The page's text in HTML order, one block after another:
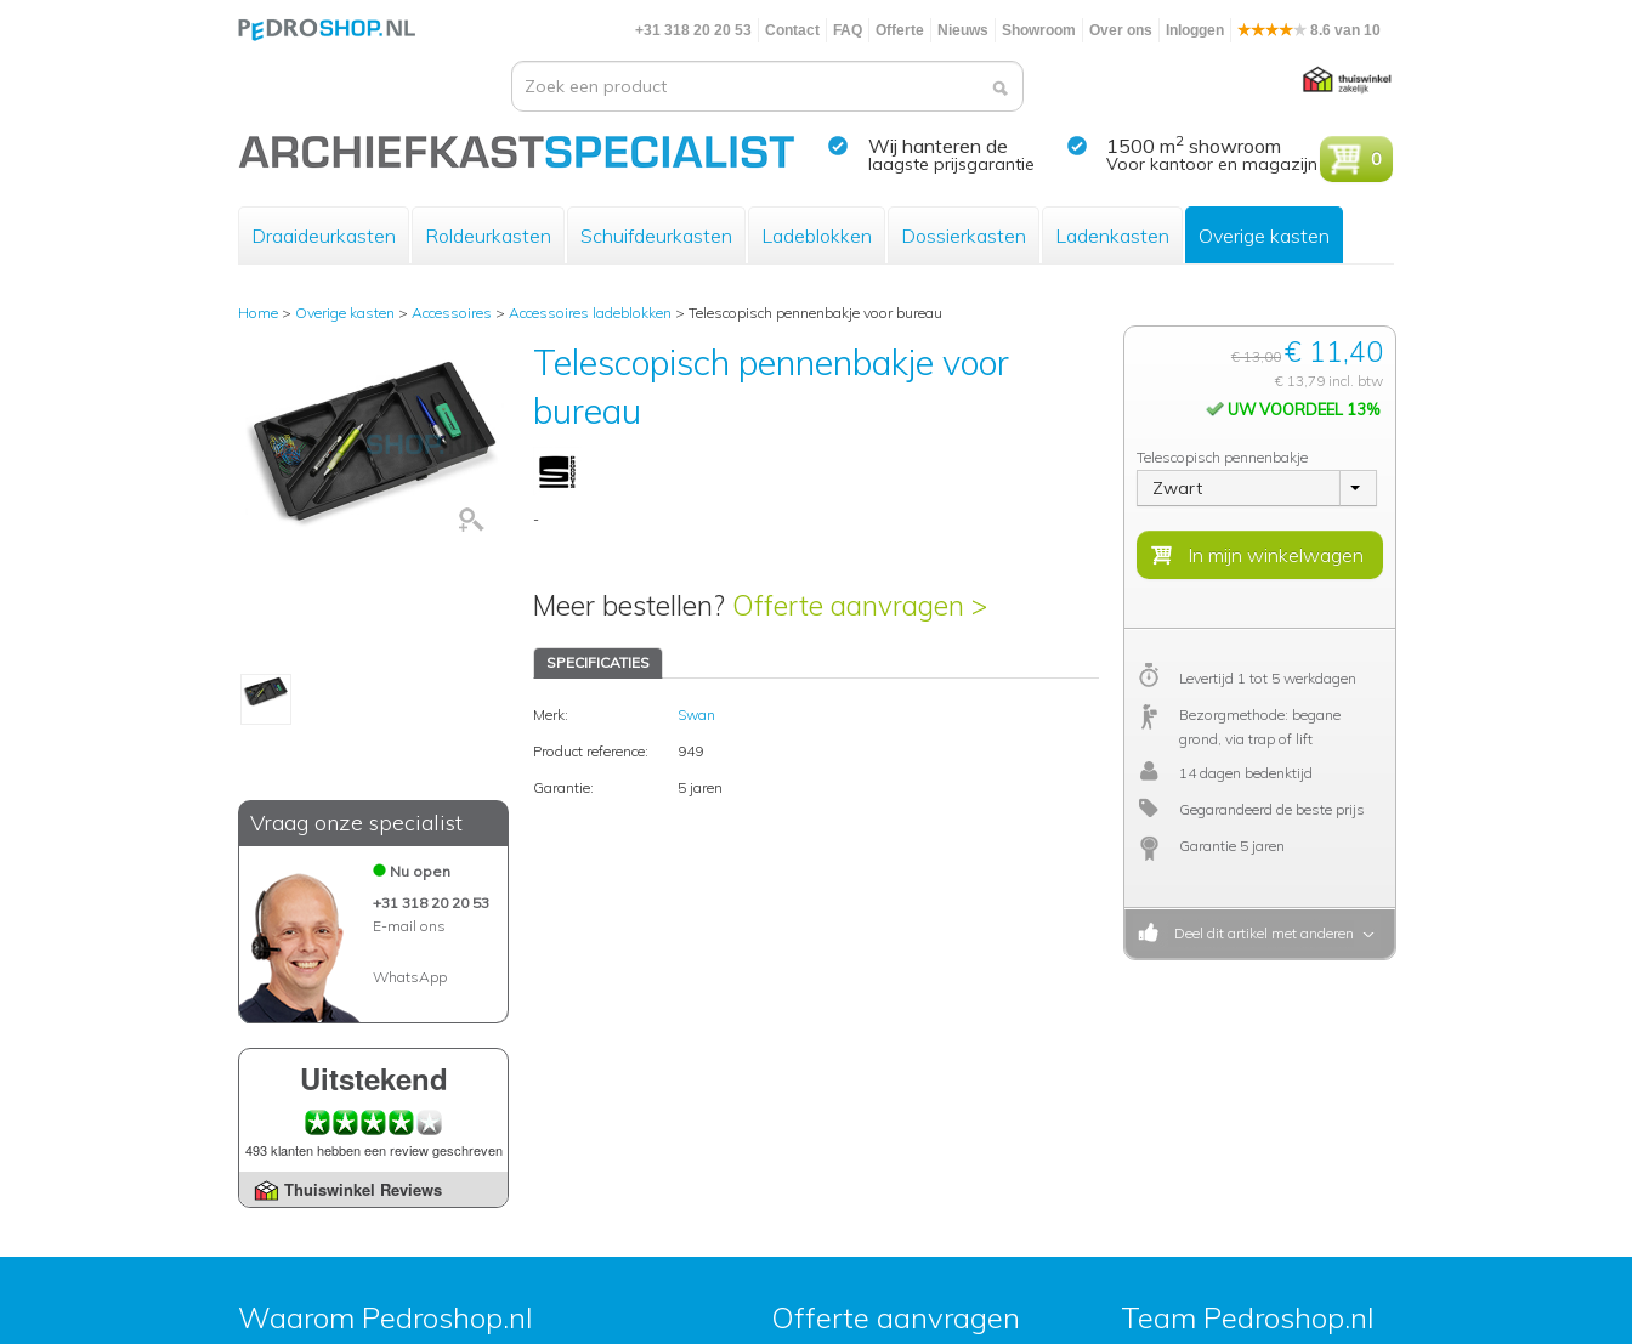
+31 318 20 20 53 Contact FAQ Offerte Nieuws Showroom Over ons Inloggen 8.6 van 10
Wij hanteren de
laagste prijsgarantie
1500 m2 showroom
Voor kantoor en magazijn 0
Draaideurkasten Roldeurkasten Schuifdeurkasten Ladeblokken Dossierkasten Ladenkasten Overige kasten
Home > Overige kasten > Accessoires > Accessoires ladeblokken > Telescopisch pennenbakje voor bureau
Vraag onze specialist
Nu open
+31 318 20 20 53
E-mail ons
WhatsApp
Uitstekend
493 klanten hebben een review geschreven
Thuiswinkel Reviews
Telescopisch pennenbakje voor
bureau
-
Meer bestellen? Offerte aanvragen >
SPECIFICATIES
Merk:
Swan
Product reference:
949
Garantie:
5 jaren
€ 13,00 € 11,40
€ 13,79 incl. btw
UW VOORDEEL 13%
Telescopisch pennenbakje
Zwart
Levertijd 1 tot 5 werkdagen
Bezorgmethode: begane
grond, via trap of lift
14 dagen bedenktijd
Gegarandeerd de beste prijs
Garantie 5 jaren
Deel dit artikel met anderen
Waarom Pedroshop.nl Offerte aanvragen Team Pedroshop.nl